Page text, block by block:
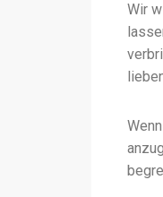
Wir